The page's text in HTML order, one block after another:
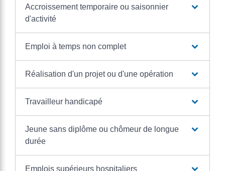
Accroissement temporaire ou saisonnier
d'activité
Emploi à temps non complet
Réalisation d'un projet ou d'une opération
Travailleur handicapé
Jeune sans diplôme ou chômeur de longue
durée
Emplois supérieurs hospitaliers